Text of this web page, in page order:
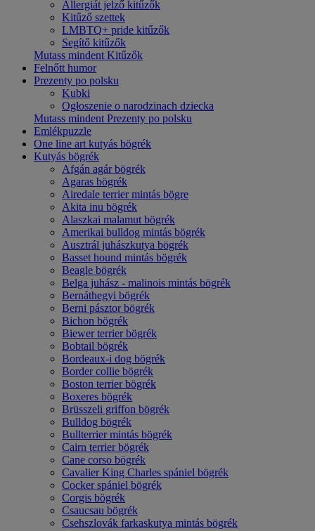
Allergiát jelző kitűzők
Kitűző szettek
LMBTQ+ pride kitűzők
Segítő kitűzők
Mutass mindent Kitűzők
Felnőtt humor
Prezenty po polsku
Kubki
Ogłoszenie o narodzinach dziecka
Mutass mindent Prezenty po polsku
Emlékpuzzle
One line art kutyás bögrék
Kutyás bögrék
Afgán agár bögrék
Agaras bögrék
Airedale terrier mintás bögre
Akita inu bögrék
Alaszkai malamut bögrék
Amerikai bulldog mintás bögrék
Ausztrál juhászkutya bögrék
Basset hound mintás bögrék
Beagle bögrék
Belga juhász - malinois mintás bögrék
Bernáthegyi bögrék
Berni pásztor bögrék
Bichon bögrék
Biewer terrier bögrék
Bobtail bögrék
Bordeaux-i dog bögrék
Border collie bögrék
Boston terrier bögrék
Boxeres bögrék
Brüsszeli griffon bögrék
Bulldog bögrék
Bullterrier mintás bögrék
Cairn terrier bögrék
Cane corso bögrék
Cavalier King Charles spániel bögrék
Cocker spániel bögrék
Corgis bögrék
Csaucsau bögrék
Csehszlovák farkaskutya mintás bögrék